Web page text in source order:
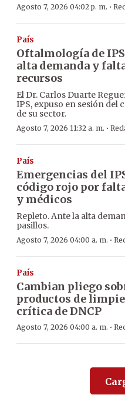
Agosto 7, 2026 04:02 p. m. ·
País
Oftalmología de
alta demanda y
recursos
El Dr. Carlos Duarte
IPS, expuso en sesión del
de su sector.
Agosto 7, 2026 11:32 a. m. ·
País
Emergencias del
código rojo por
y médicos
Repleto. Ante la alta
pasillos.
Agosto 7, 2026 04:00 a. m. ·
País
Cambian pliego
productos de
crítica de DNCP
Agosto 7, 2026 04:00 a. m. ·